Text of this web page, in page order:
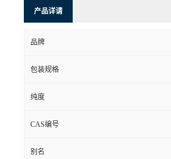
产品详请
品牌
包装规格
纯度
CAS编号
别名